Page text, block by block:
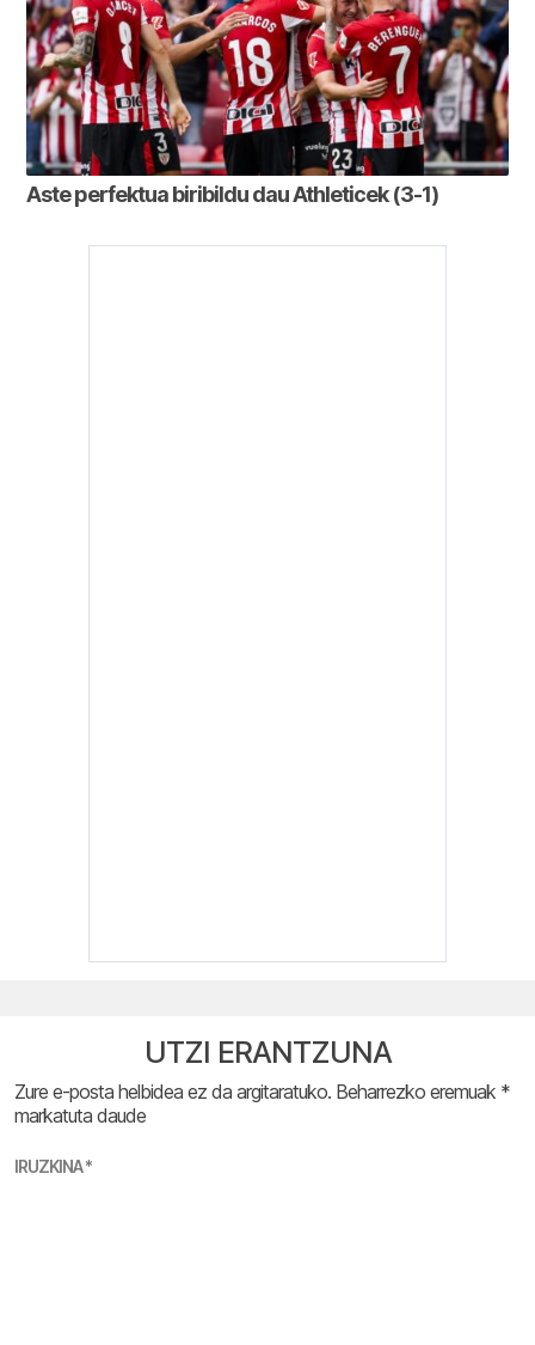
Aste perfektua biribildu dau Athleticek (3-1)
UTZI ERANTZUNA
Zure e-posta helbidea ez da argitaratuko. Beharrezko eremuak *
markatuta daude
IRUZKINA*